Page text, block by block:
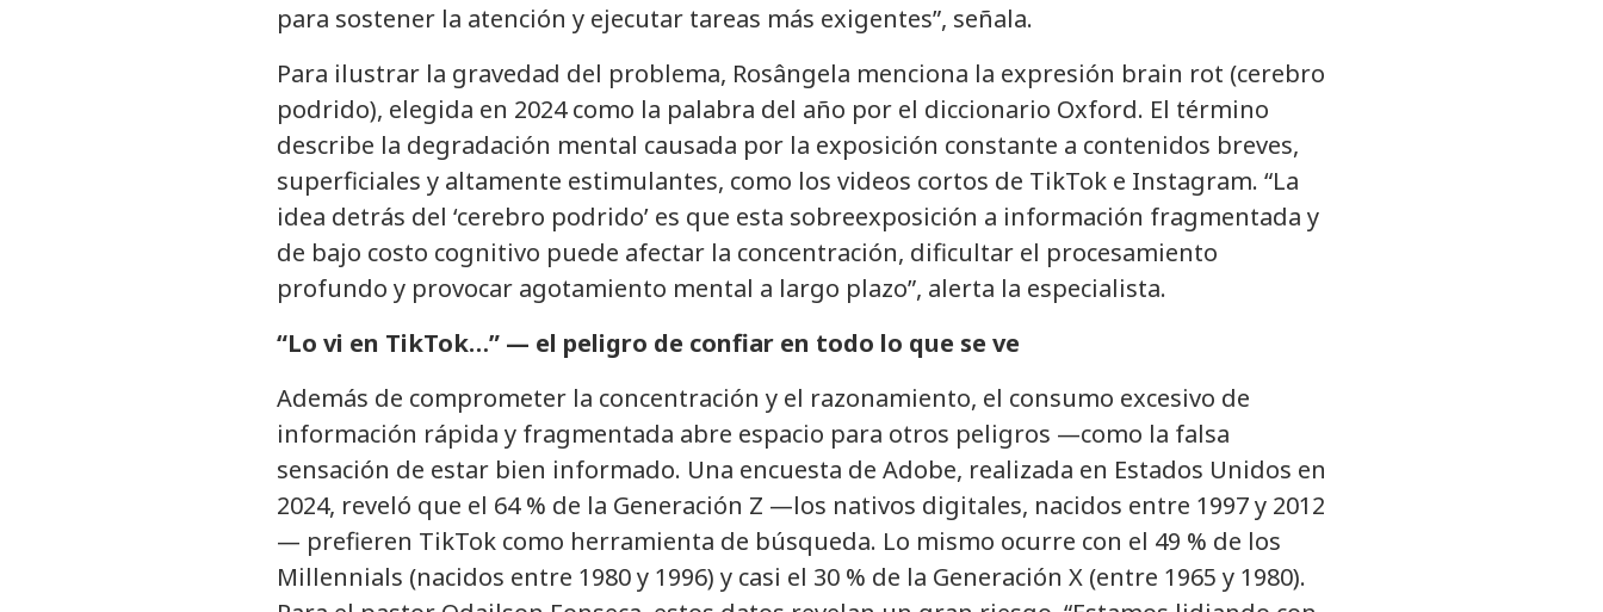
para sostener la atención y ejecutar tareas más exigentes”, señala.
Para ilustrar la gravedad del problema, Rosângela menciona la expresión brain rot (cerebro
podrido), elegida en 2024 como la palabra del año por el diccionario Oxford. El término
describe la degradación mental causada por la exposición constante a contenidos breves,
superficiales y altamente estimulantes, como los videos cortos de TikTok e Instagram. “La
idea detrás del ‘cerebro podrido’ es que esta sobreexposición a información fragmentada y
de bajo costo cognitivo puede afectar la concentración, dificultar el procesamiento
profundo y provocar agotamiento mental a largo plazo”, alerta la especialista.
“Lo vi en TikTok…” — el peligro de confiar en todo lo que se ve
Además de comprometer la concentración y el razonamiento, el consumo excesivo de
información rápida y fragmentada abre espacio para otros peligros —como la falsa
sensación de estar bien informado. Una encuesta de Adobe, realizada en Estados Unidos en
2024, reveló que el 64 % de la Generación Z —los nativos digitales, nacidos entre 1997 y 2012
— prefieren TikTok como herramienta de búsqueda. Lo mismo ocurre con el 49 % de los
Millennials (nacidos entre 1980 y 1996) y casi el 30 % de la Generación X (entre 1965 y 1980).